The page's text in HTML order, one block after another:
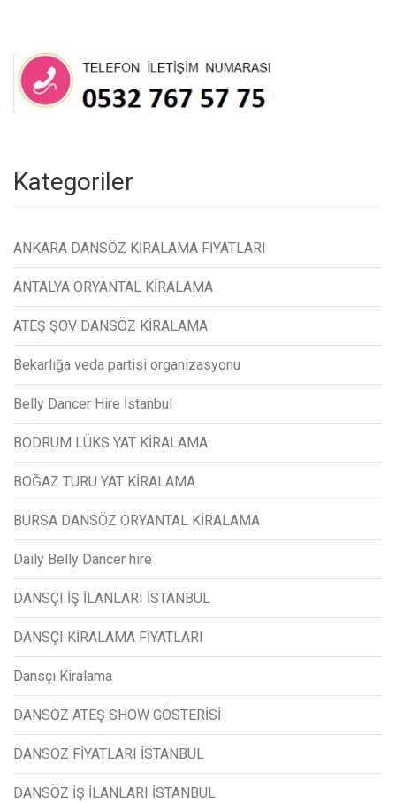
Kategoriler
ANKARA DANSÖZ KİRALAMA FİYATLARI
ANTALYA ORYANTAL KİRALAMA
ATEŞ ŞOV DANSÖZ KİRALAMA
Bekarlığa veda partisi organizasyonu
Belly Dancer Hire İstanbul
BODRUM LÜKS YAT KİRALAMA
BOĞAZ TURU YAT KİRALAMA
BURSA DANSÖZ ORYANTAL KİRALAMA
Daily Belly Dancer hire
DANSÇI İŞ İLANLARI İSTANBUL
DANSÇI KİRALAMA FİYATLARI
Dansçı Kiralama
DANSÖZ ATEŞ SHOW GÖSTERİSİ
DANSÖZ FİYATLARI İSTANBUL
DANSÖZ İŞ İLANLARI İSTANBUL